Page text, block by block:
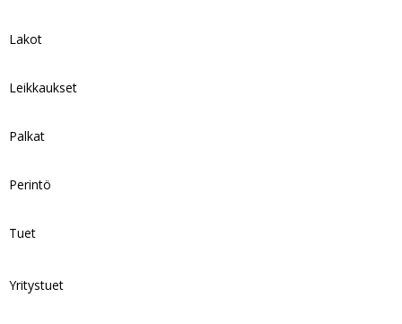
Lakot
Leikkaukset
Palkat
Perintö
Tuet
Yritystuet